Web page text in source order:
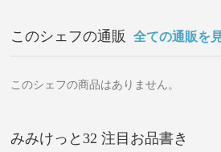
このシェフの通販 全ての通販を
このシェフの商品はありません。
みみけっと32 注目お品書き